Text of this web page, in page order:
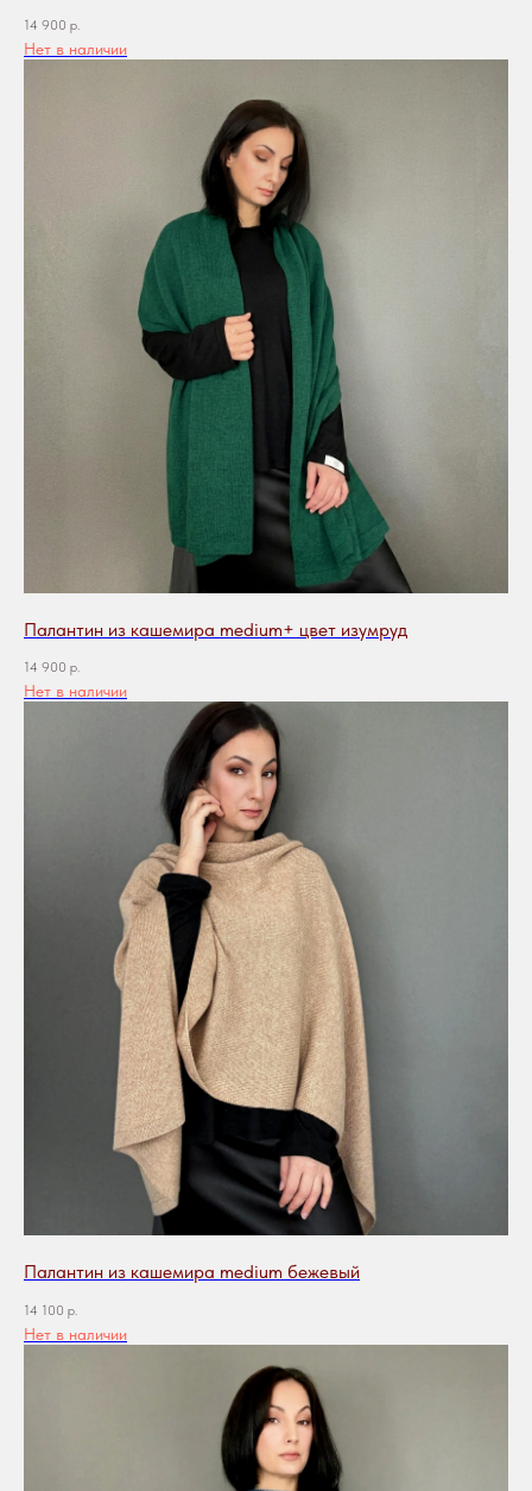
14 900 р.
Нет в наличии
Палантин из кашемира medium+ цвет изумруд
14 900 р.
Нет в наличии
Палантин из кашемира medium бежевый
14 100 р.
Нет в наличии